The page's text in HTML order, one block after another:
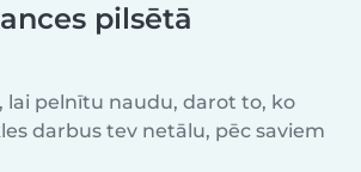
pilsētā
lai pelnītu naudu, darot to, ko
darbus tev netālu, pēc saviem